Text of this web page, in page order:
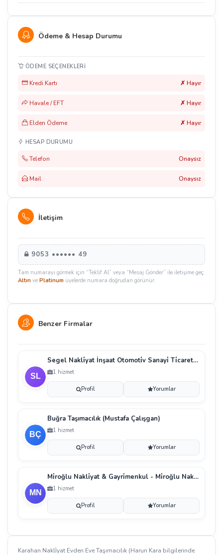
Ödeme & Hesap Durumu
ÖDEME SEÇENEKLERI
Kredi Kartı ✗ Hayır
Havale / EFT ✗ Hayır
Elden Ödeme ✗ Hayır
HESAP DURUMU
Telefon Onaysız
Mail Onaysız
İletişim
9053 •••••• 49
Tam numarayı görmek için “Teklif Al” veya “Mesaj Gönder” ile iletişime geç.
Altın ve Platinum üyelerde numara doğrudan görünür.
Benzer Firmalar
Segel Nakli̇yat İnşaat Otomoti̇v Sanayi̇ Ti̇caret Li̇mi̇
1 hizmet
Profil Yorumlar
Buğra Taşımacılık (Mustafa Çalışgan)
1 hizmet
Profil Yorumlar
Mi̇roğlu Nakli̇yat & Gayri̇menkul - Mi̇roğlu Nakli̇yat
1 hizmet
Profil Yorumlar
Karahan Nakli̇yat Evden Eve Taşımacılık (Harun Kara bilgilerinde